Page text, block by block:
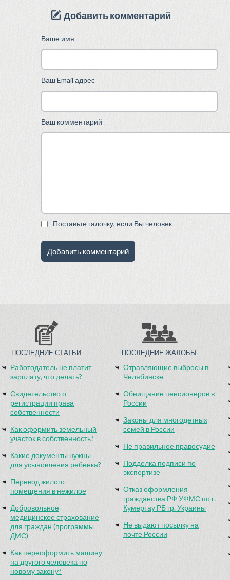
Добавить комментарий
Ваше имя
Ваш Email адрес
Ваш комментарий
Поставьте галочку, если Вы человек
ПОСЛЕДНИЕ СТАТЬИ
Работодатель не платит
зарплату, что делать?
Свидетельство о
регистрации права
собственности
Как оформить земельный
участок в собственность?
Какие документы нужны
для усыновления ребенка?
Перевод жилого
помещения в нежилое
Добровольное
медицинское страхование
для граждан (программы
ДМС)
Как переоформить машину
на другого человека по
новому закону?
ПОСЛЕДНИЕ ЖАЛОБЫ
Отравляющие выбросы в
Челябинске
Обнищание пенсионеров в
России
Законы для многодетных
семей в России
Не правильное правосудие
Подделка подписи по
экспертизе
Отказ оформления
гражданства РФ УФМС по г.
Кумертау РБ гр. Украины
Не выдают посылку на
почте России